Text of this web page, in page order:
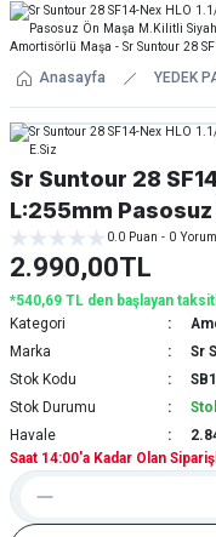
Anasayfa YEDEK
Sr Suntour 28
L:255mm
0.0 Puan - 0 Yorum
2.990,00TL
*540,69 TL den başlayan
Kategori
Marka
Sr
Stok Kodu
Stok Durumu
Havale
Saat 14:00'a Kadar Olan